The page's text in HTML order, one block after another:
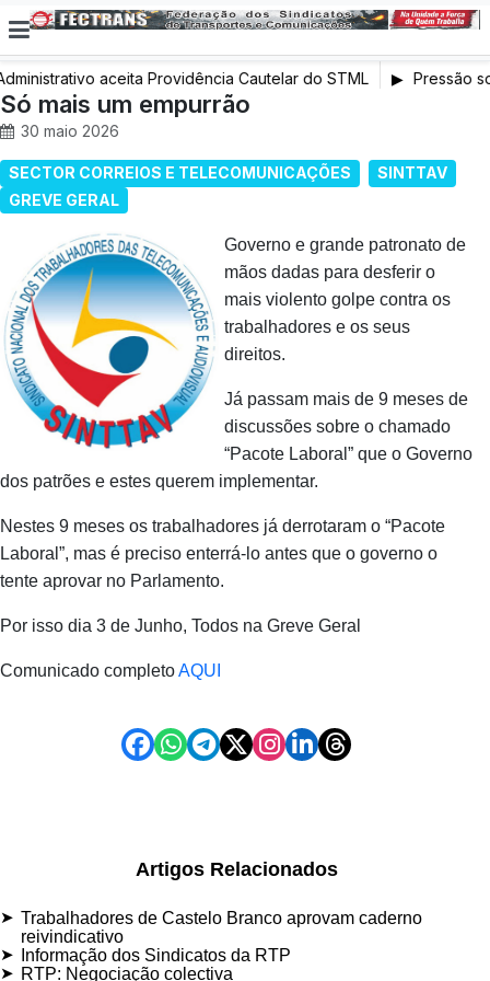
aceita Providência Cautelar do STML
Pressão
Só mais um empurrão
30 maio 2026
SECTOR CORREIOS E TELECOMUNICAÇÕES
SINTTAV
GREVE GERAL
Governo e grande patronato de
mãos dadas para desferir o
mais violento golpe contra os
trabalhadores e os seus
direitos.
Já passam mais de 9 meses de
discussões sobre o chamado
“Pacote Laboral” que o Governo
dos patrões e estes querem implementar.
Nestes 9 meses os trabalhadores já derrotaram o “Pacote
Laboral”, mas é preciso enterrá-lo antes que o governo o
tente aprovar no Parlamento.
Por isso dia 3 de Junho, Todos na Greve Geral
Comunicado completoAQUI
Artigos Relacionados
Trabalhadores de Castelo Branco aprovam caderno
reivindicativo
Informação dos Sindicatos da RTP
RTP: Negociação colectiva